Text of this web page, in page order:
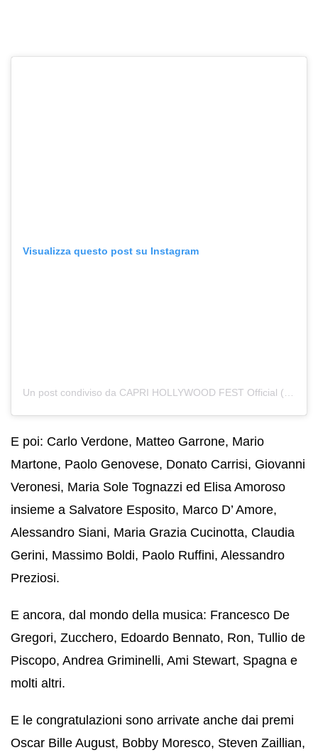
Visualizza questo post su Instagram
E poi: Carlo Verdone, Matteo Garrone, Mario
Martone, Paolo Genovese, Donato Carrisi, Giovanni
Veronesi, Maria Sole Tognazzi ed Elisa Amoroso
insieme a Salvatore Esposito, Marco D’ Amore,
Alessandro Siani, Maria Grazia Cucinotta, Claudia
Gerini, Massimo Boldi, Paolo Ruffini, Alessandro
Preziosi.
E ancora, dal mondo della musica: Francesco De
Gregori, Zucchero, Edoardo Bennato, Ron, Tullio de
Piscopo, Andrea Griminelli, Ami Stewart, Spagna e
molti altri.
E le congratulazioni sono arrivate anche dai premi
Oscar Bille August, Bobby Moresco, Steven Zaillian,